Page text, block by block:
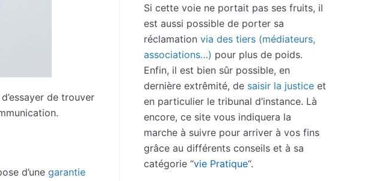
de trouver
d’une garantie
Si cette voie ne portait pas ses fruits, il
est aussi possible de porter sa
réclamation via des tiers (médiateurs,
associations…) pour plus de poids.
Enfin, il est bien sûr possible, en
dernière extrêmité, de saisir la justice et
en particulier le tribunal d’instance. Là
encore, ce site vous indiquera la
marche à suivre pour arriver à vos fins
grâce au différents conseils et à sa
catégorie “vie Pratique“.